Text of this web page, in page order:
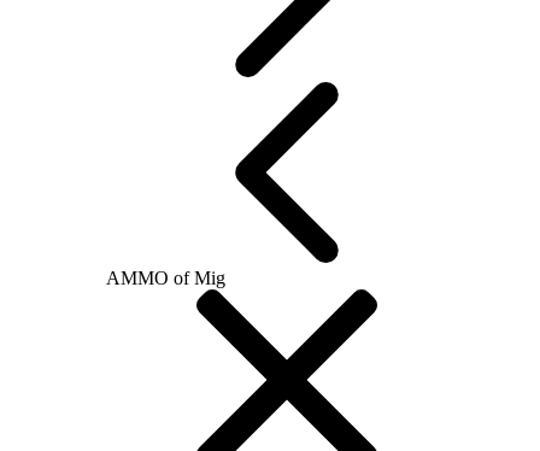
AMMO of Mig